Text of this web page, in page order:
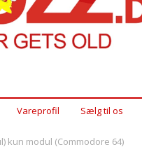
Vareprofil Sælg til os
kun modul (Commodore 64)